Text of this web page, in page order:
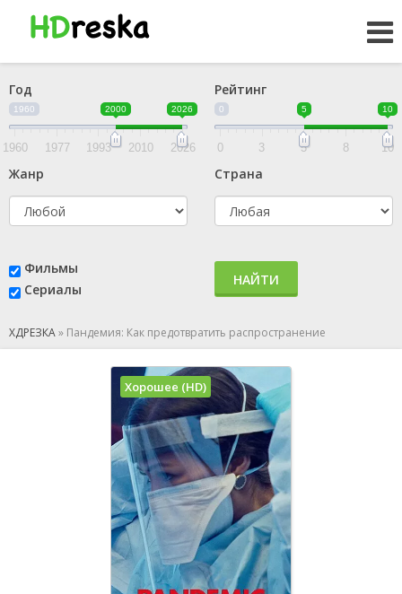
Год
1960 2000 2026
1960 1977 1993 2010 2026
Рейтинг
0 5 10
0 3 5 8 10
Жанр Страна
Фильмы
Сериалы
НАЙТИ
ХДРЕЗКА» Пандемия: Как предотвратить распространение
Хорошее (HD)